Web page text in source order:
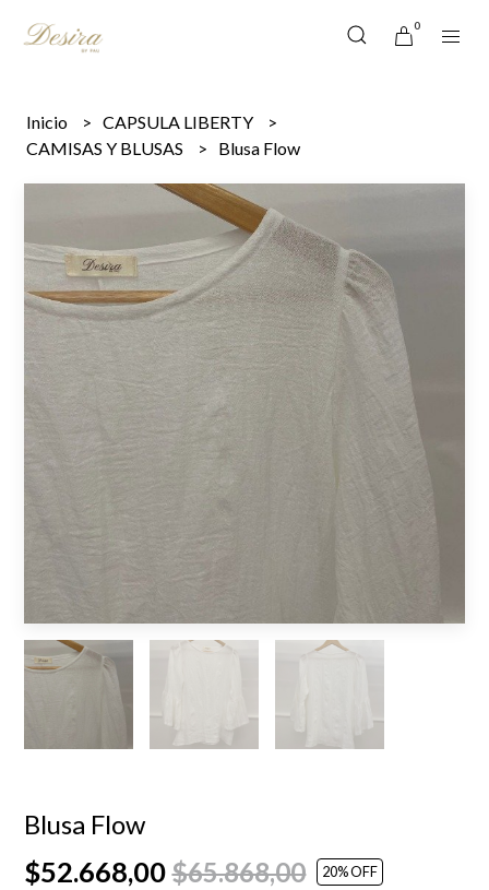
0
Inicio
CAPSULA LIBERTY
CAMISAS Y BLUSAS
Blusa Flow
Blusa Flow
$52.668,00$65.868,00 20% OFF